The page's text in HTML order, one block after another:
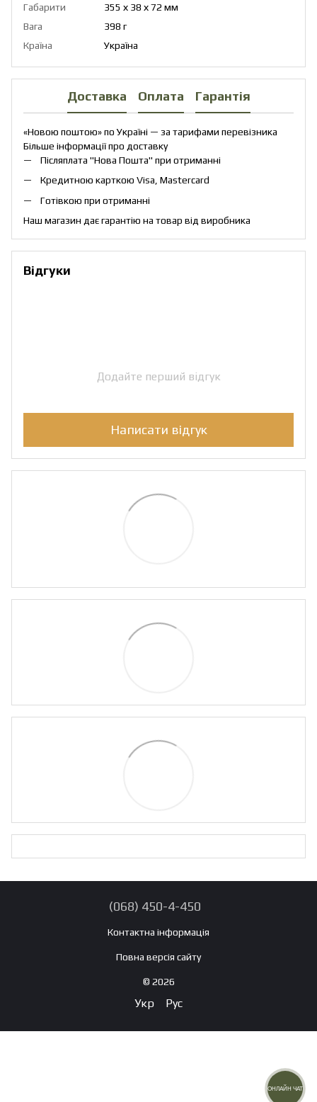
Габарити
355 х 38 х 72 мм
Вага
398 г
Країна
Україна
Доставка Оплата Гарантія
«Новою поштою» по Україні — за тарифами перевізника
Більше інформації про доставку
Післяплата "Нова Пошта" при отриманні
Кредитною карткою Visa, Mastercard
Готівкою при отриманні
Наш магазин дає гарантію на товар від виробника
Відгуки
Додайте перший відгук
Написати відгук
(068) 450-4-450
Контактна інформація
Повна версія сайту
© 2026
Укр Рус
ОНЛАЙН ЧАТ